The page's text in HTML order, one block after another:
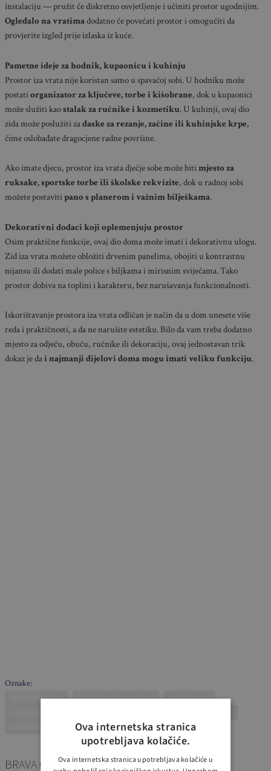
instalaciju — pružit će diskretno osvjetljenje i učiniti prostor ugodnijim.
Ogledalo na vratimadodatno će povećati prostor i omogućiti da
provjerite izgled prije izlaska iz kuće.
Pametne ideje za hodnik, kupaonicu i kuhinju
Prostor iza vrata nije koristan samo u spavaćoj sobi. U hodniku može
postatiorganizator za ključeve, torbe i kišobrane, dok u kupaonici
može služiti kaostalak za ručnike i kozmetiku. U kuhinji, ovaj dio
zida može poslužiti zadaske za rezanje, začine ili kuhinjske krpe,
čime oslobađate dragocjene radne površine.
Ako imate djecu, prostor iza vrata dječje sobe može bitimjesto za
ruksake, sportske torbe ili školske rekvizite, dok u radnoj sobi
možete postavitipano s planerom i važnim bilješkama.
Dekorativni dodaci koji oplemenjuju prostor
Osim praktične funkcije, ovaj dio doma može imati i dekorativnu ulogu.
Zid iza vrata možete obložiti drvenim panelima, obojiti u kontrastnu
nijansu ili dodati male police s biljkama i mirisnim svijećama. Tako
prostor dobiva na toplini i karakteru, bez narušavanja funkcionalnosti.
Iskorištavanje prostora iza vrata odličan je način da u dom unesete više
reda i praktičnosti, a da ne narušite estetiku. Bilo da vam treba dodatno
mjesto za odjeću, obuću, ručnike ili dekoraciju, ovaj jednostavan trik
dokaz je dai najmanji dijelovi doma mogu imati veliku funkciju.
Oznake:
dizajn interijera iskorištavanje prostora
mali stanovi
uređenje spavaće sobe
BRAVA CASA – NOVI BROJ
Ova internetska stranica
upotrebljava kolačiće.
Ova internetska stranica upotrebljava kolačiće u